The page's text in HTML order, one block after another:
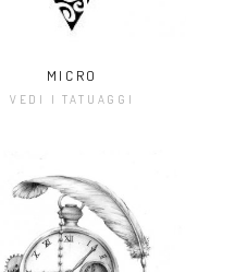
MICRO
VEDI I TATUAGGI